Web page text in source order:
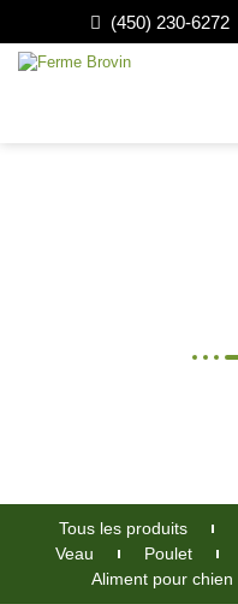
(450) 230-6272
Tous les produits
Veau
Poulet
Aliment pour chien